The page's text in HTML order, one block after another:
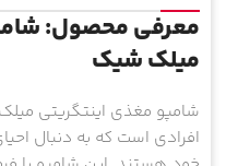
معرفی محصول:
میلک‌ شیک
شامپو مغذی اینتگریتی
افرادی است که به دنبال